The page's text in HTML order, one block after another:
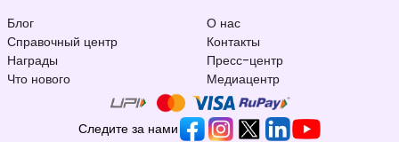
Блог
Справочный центр
Награды
Что нового
О нас
Контакты
Пресс-центр
Медиацентр
Следите за нами